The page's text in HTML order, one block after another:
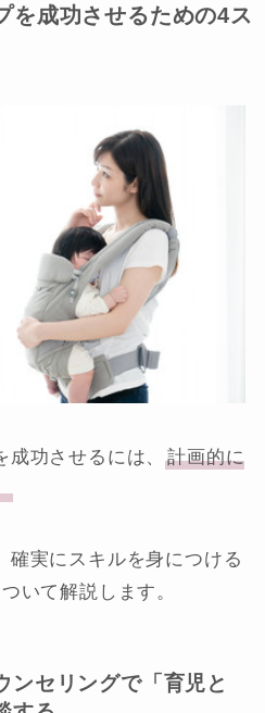
を成功させるための4ス
成功させるには、計画的に
確実にスキルを身につける
いて解説します。
セリングで「育児と